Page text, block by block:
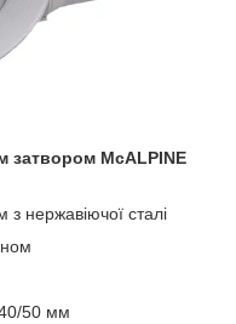
затвором McALPINE
нержавіючої сталі
50 мм